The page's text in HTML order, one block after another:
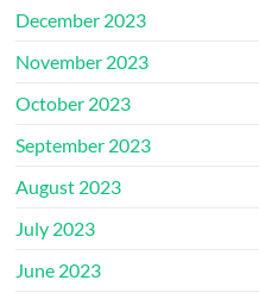
December 2023
November 2023
October 2023
September 2023
August 2023
July 2023
June 2023